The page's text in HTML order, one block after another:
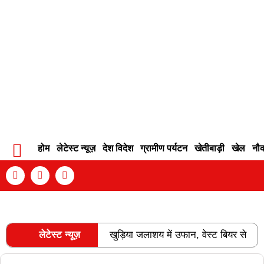
होम लेटेस्ट न्यूज़ देश विदेश ग्रामीण पर्यटन खेतीबाड़ी खेल
लेटेस्ट न्यूज़ खुड़िया जलाशय में उफान, वेस्ट बियर से
RECENT POSTS